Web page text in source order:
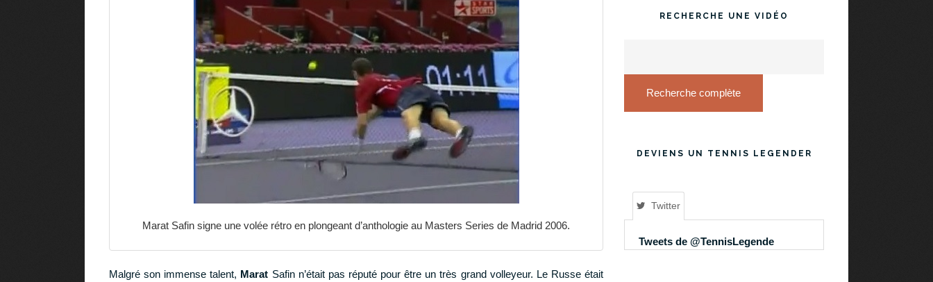
Marat Safin signe une volée rétro en plongeant d’anthologie au Masters Series de Madrid 2006.
Malgré son immense talent, Marat Safin n’était pas réputé pour être un très grand volleyeur. Le Russe était
RECHERCHE UNE VIDÉO
Recherche complète
DEVIENS UN TENNIS LEGENDER
Twitter
Tweets de @TennisLegende